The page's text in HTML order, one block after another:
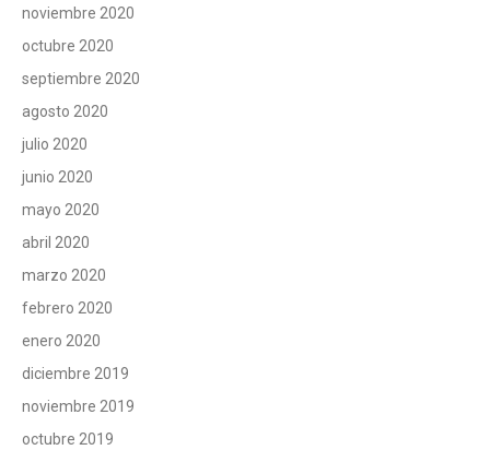
noviembre 2020
octubre 2020
septiembre 2020
agosto 2020
julio 2020
junio 2020
mayo 2020
abril 2020
marzo 2020
febrero 2020
enero 2020
diciembre 2019
noviembre 2019
octubre 2019